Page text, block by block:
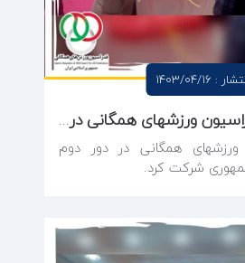
: 1403/04/16
حضور رئیس فدراسیون ورزشهای همگانی در دور دوم انتخابات ریاست جمهوری
همگانی در دور دوم
شرکت کرد.